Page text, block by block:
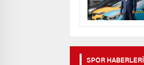
SPOR HABERLERİ